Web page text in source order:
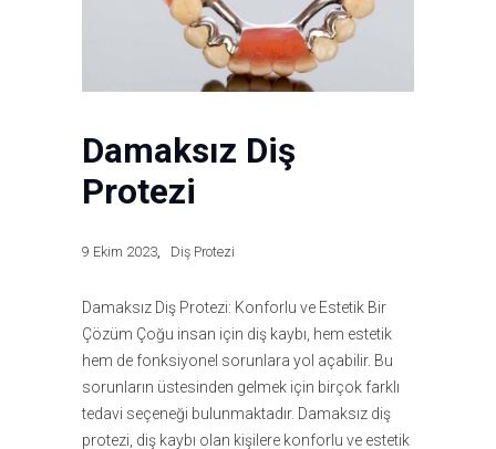
Damaksız Diş
Protezi
9 Ekim 2023 Diş Protezi
Damaksız Diş Protezi: Konforlu ve Estetik Bir
Çözüm Çoğu insan için diş kaybı, hem estetik
hem de fonksiyonel sorunlara yol açabilir. Bu
sorunların üstesinden gelmek için birçok farklı
tedavi seçeneği bulunmaktadır. Damaksız diş
protezi, diş kaybı olan kişilere konforlu ve estetik